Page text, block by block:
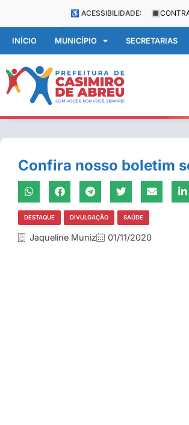
♿ ACESSIBILIDADE: 🔳
INÍCIO MUNICÍPIO SECRETARIAS
Confira nosso boletim
DESTAQUE DIVULGAÇÃO SAÚDE
Jaqueline Muniz 01/11/2020